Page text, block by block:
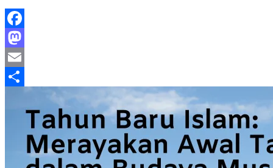
Facebook
Mastodon
Email